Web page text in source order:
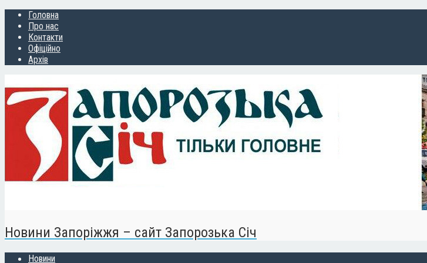
Головна
Про нас
Контакти
Офіційно
Архів
Новини Запоріжжя – сайт Запорозька Січ
Новини